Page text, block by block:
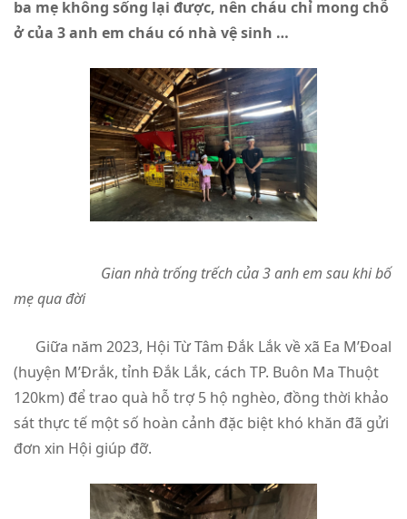
ba mẹ không sống lại được, nên cháu chỉ mong chỗ
ở của 3 anh em cháu có nhà vệ sinh …
Gian nhà trống trếch của 3 anh em sau khi bố
mẹ qua đời
Giữa năm 2023, Hội Từ Tâm Đắk Lắk về xã Ea M’Đoal
(huyện M’Đrắk, tỉnh Đắk Lắk, cách TP. Buôn Ma Thuột
120km) để trao quà hỗ trợ 5 hộ nghèo, đồng thời khảo
sát thực tế một số hoàn cảnh đặc biệt khó khăn đã gửi
đơn xin Hội giúp đỡ.